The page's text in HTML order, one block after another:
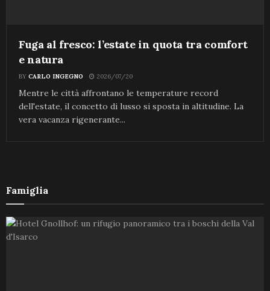
Fuga al fresco: l’estate in quota tra comfort
e natura
BY CARLO INGEGNO 2026/07/20
Mentre le città affrontano le temperature record
dell'estate, il concetto di lusso si sposta in altitudine. La
vera vacanza rigenerante...
Famiglia